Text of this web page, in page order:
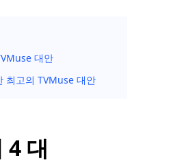
대안
최고의 TVMuse 대안
4 대